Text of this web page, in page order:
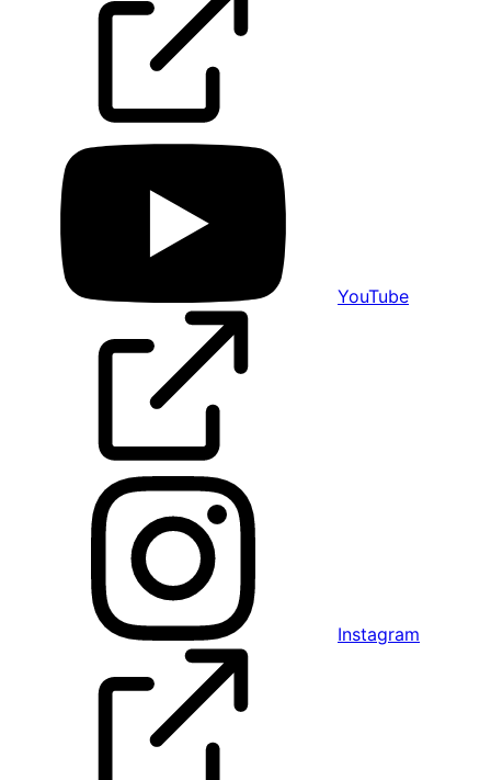
YouTube
Instagram